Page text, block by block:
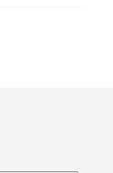
করেছে ইমারাতে